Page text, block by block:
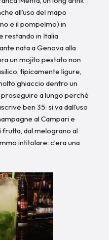
all’uso del mapo
e il pompelmo) in
restando in Italia
nata a Genova alla
un mojito pestato non
tipicamente ligure,
ghiaccio dentro un
a lungo perché
ben 35: si va dall’uso
al Campari e
dal melograno al
intitolare: c’era una